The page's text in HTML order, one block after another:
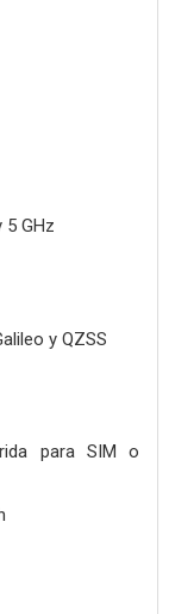
5 GHz
y QZSS
para SIM o